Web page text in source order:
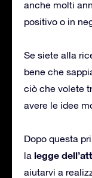
anche molti
positivo o in
Se siete alla
bene che
ciò che volete
avere le idee
Dopo questa
la legge
aiutarvi a